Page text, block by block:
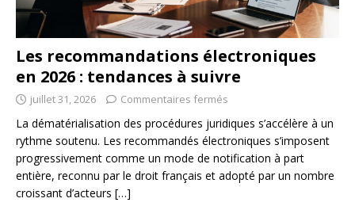
Les recommandations électroniques
en 2026 : tendances à suivre
juillet 31, 2026 Commentaires fermés
La dématérialisation des procédures juridiques s’accélère à un
rythme soutenu. Les recommandés électroniques s’imposent
progressivement comme un mode de notification à part
entière, reconnu par le droit français et adopté par un nombre
croissant d’acteurs […]